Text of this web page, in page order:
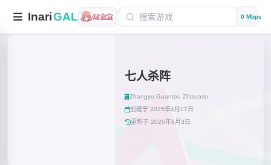
InariGAL 0 Mbps
七人杀阵
Zhangyu Guantou Zhizuozu
创建于 2025年4月27日
更新于 2026年8月3日